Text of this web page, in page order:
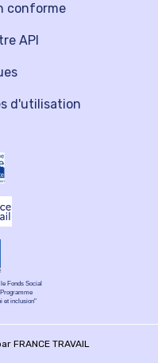
API
conforme
d'utilisation
Fonds Social
Programme
et inclusion"
FRANCE TRAVAIL